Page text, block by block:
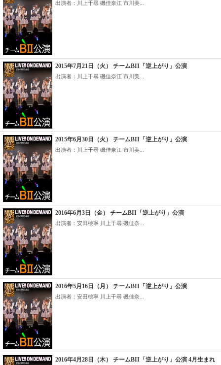
出演者：川上千尋 磯佳奈江 市川美...
2015年7月21日（火） チームBII「逆上がり」公演
出演者：川上千尋 磯佳奈江 市川美...
2015年6月30日（火） チームBII「逆上がり」公演
出演者：川上千尋 磯佳奈江 市川美...
2016年6月3日（金） チームBII「逆上がり」公演
出演者：安田桃寧 川上千尋 磯佳奈...
2016年5月16日（月） チームBII「逆上がり」公演
出演者：安田桃寧 川上千尋 磯佳奈...
2016年4月28日（木） チームBII「逆上がり」公演 4月生まれ